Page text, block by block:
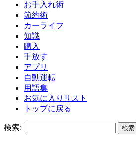
お手入れ術
節約術
カーライフ
知識
購入
手放す
アプリ
自動運転
用語集
お気に入りリスト
トップに戻る
検索: